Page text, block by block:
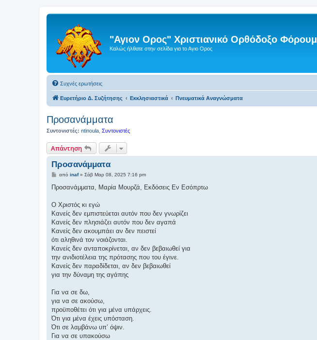
"Αγιον Ορος" Χριστιανικό Ορθόδοξο Φόρουμ
Καλώς ήλθατε στην σελίδα για το Αγιο Ορος
Συχνές ερωτήσεις
Ευρετήριο Δ. Συζήτησης Εκκλησιαστικά Πνευματικά Αναγνώσματα
Προσανάμματα
Συντονιστές: ntinoula Συντονιστές
Απάντηση
Προσανάμματα
Δ
μ
υ
σ
από inaf» Σάβ Μαρ 08, 2025 7:16 pm
Προσανάμματα, Μαρία Μουρζά, Εκδόσεις Εν Εσόπρτω
Ο Χριστός κι εγώ
Κανείς δεν εμπιστεύεται αυτόν που δεν γνωρίζει
Κανείς δεν πλησιάζει αυτόν που δεν αγαπά
Κανείς δεν ακουμπάει αν δεν πειστεί
ότι αληθινά τον νοιάζονται.
Κανείς δεν ανταποκρίνεται, αν δεν βεβαιωθεί για
την ανιδιοτέλεια της πρότασης που του έγινε.
Κανείς δεν παραδίδεται, αν δεν βεβαιωθεί
για την δύναμη της αγάπης
Για να σε δω,
για να σε ακούσω,
προϋποθέτει ότι για μένα υπάρχεις.
Ότι για μένα έχεις υπόσταση.
Ότι σε λαμβάνω υπ’ όψιν.
Για να σε υπακούσω